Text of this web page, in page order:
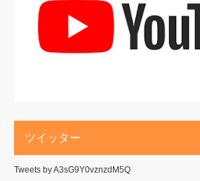
ツイッター
Tweets by A3sG9Y0vznzdM5Q